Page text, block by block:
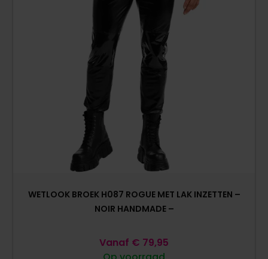
WETLOOK BROEK H087 ROGUE MET LAK INZETTEN –
NOIR HANDMADE –
Vanaf € 79,95